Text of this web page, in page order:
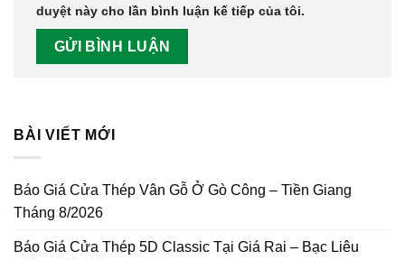
duyệt này cho lần bình luận kế tiếp của tôi.
BÀI VIẾT MỚI
Báo Giá Cửa Thép Vân Gỗ Ở Gò Công – Tiền Giang
Tháng 8/2026
Báo Giá Cửa Thép 5D Classic Tại Giá Rai – Bạc Liêu